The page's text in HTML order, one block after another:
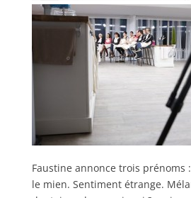
Faustine annonce trois prénoms
le mien. Sentiment étrange.